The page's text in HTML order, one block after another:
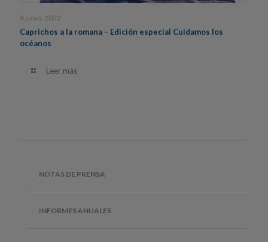
8 junio, 2022
Caprichos a la romana – Edición especial Cuidamos los
océanos
Leer más
NOTAS DE PRENSA
INFORMES ANUALES